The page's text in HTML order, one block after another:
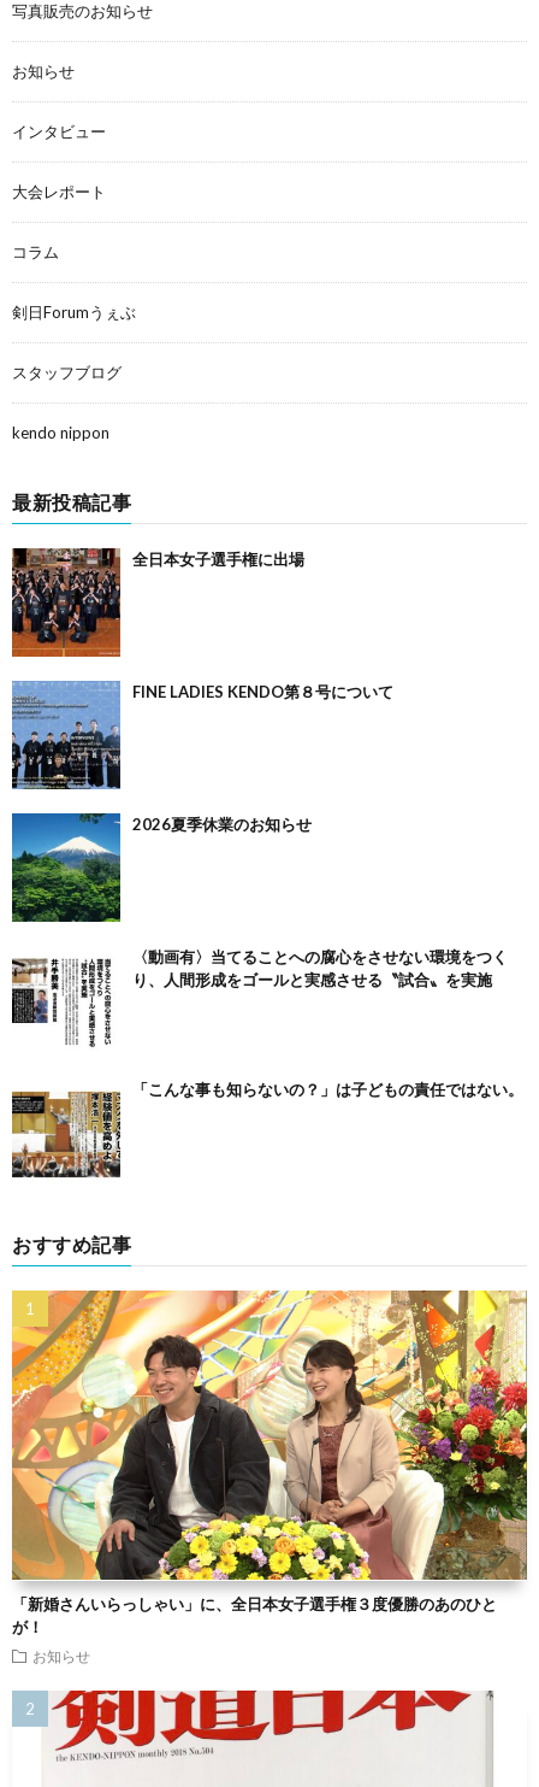
写真販売のお知らせ
お知らせ
インタビュー
大会レポート
コラム
剣日Forumうぇぶ
スタッフブログ
kendo nippon
最新投稿記事
全日本女子選手権に出場
FINE LADIES KENDO第８号について
2026夏季休業のお知らせ
〈動画有〉当てることへの腐心をさせない環境をつく
り、人間形成をゴールと実感させる〝試合〟を実施
「こんな事も知らないの？」は子どもの責任ではない。
おすすめ記事
「新婚さんいらっしゃい」に、全日本女子選手権３度優勝のあのひと
が！
お知らせ